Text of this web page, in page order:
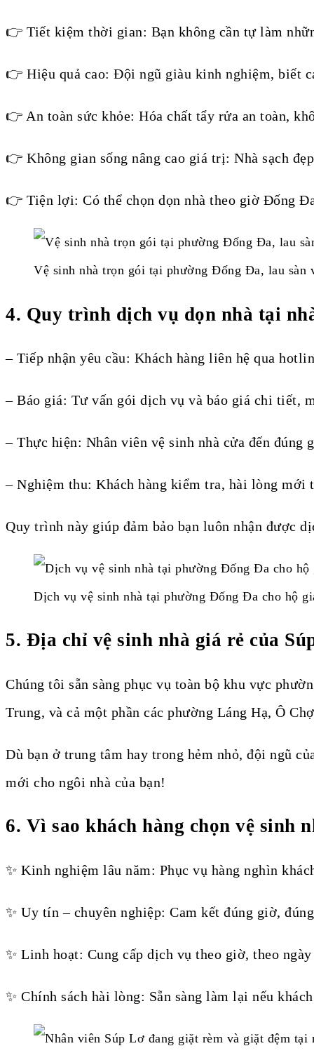
👉 Tiết kiệm thời gian: Bạn không cần tự làm
👉 Hiệu quả cao: Đội ngũ giàu kinh nghiệm, biết
👉 An toàn sức khỏe: Hóa chất tẩy rửa an toàn,
👉 Không gian sống nâng cao giá trị: Nhà sạch
👉 Tiện lợi: Có thể chọn dọn nhà theo giờ Đống
Vệ sinh nhà trọn gói tại phường Đống Đa, lau sàn
4. Quy trình dịch vụ dọn nhà tại
– Tiếp nhận yêu cầu: Khách hàng liên hệ qua
– Báo giá: Tư vấn gói dịch vụ và báo giá chi tiết,
– Thực hiện: Nhân viên vệ sinh nhà cửa đến
– Nghiệm thu: Khách hàng kiểm tra, hài lòng mới
Quy trình này giúp đảm bảo bạn luôn nhận được
Dịch vụ vệ sinh nhà tại phường Đống Đa cho hộ
5. Địa chỉ vệ sinh nhà giá rẻ của
Chúng tôi sẵn sàng phục vụ toàn bộ khu vực
Trung, và cả một phần các phường Láng Hạ, Ô
Dù bạn ở trung tâm hay trong hẻm nhỏ, đội ngũ
mới cho ngôi nhà của bạn!
6. Vì sao khách hàng chọn vệ sinh
✨ Kinh nghiệm lâu năm: Phục vụ hàng nghìn
✨ Uy tín – chuyên nghiệp: Cam kết đúng giờ,
✨ Linh hoạt: Cung cấp dịch vụ theo giờ, theo
✨ Chính sách hài lòng: Sẵn sàng làm lại nếu